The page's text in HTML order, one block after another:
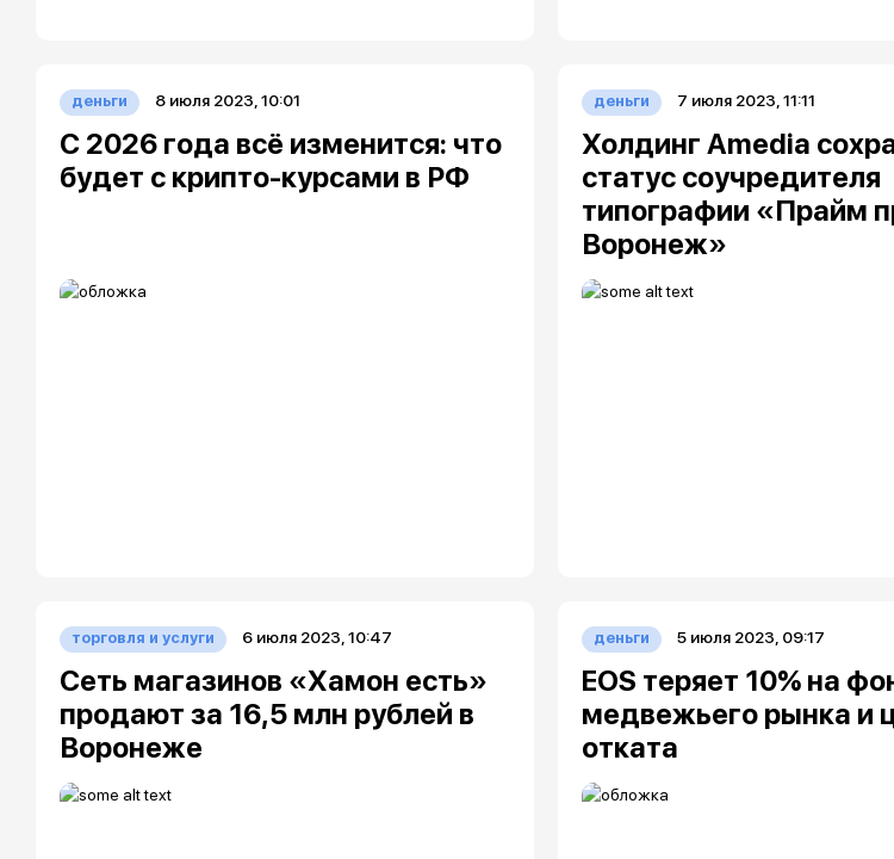
деньги 8 июля 2023, 10:01
С 2026 года всё изменится: что
будет с крипто‑курсами в РФ
деньги 7 июля 2023, 11:11
Холдинг Amedia
статус соучредителя
типографии «Прайм
Воронеж»
торговля и услуги 6 июля 2023, 10:47
Сеть магазинов «Хамон есть»
продают за 16,5 млн рублей в
Воронеже
деньги 5 июля 2023, 09:17
EOS теряет 10% на
медвежьего рынка и
отката